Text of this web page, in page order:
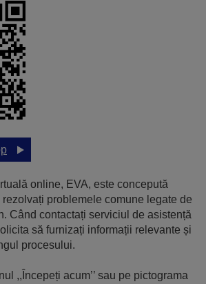
online, EVA, este concepută
problemele comune legate de
Când contactați serviciul de asistență
să furnizați informații relevante și
procesului.
,,Începeți acum’’ sau pe pictograma